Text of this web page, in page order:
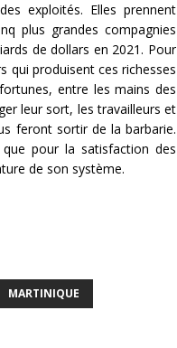
exploités. Elles prennent
plus grandes compagnies
de dollars en 2021. Pour
qui produisent ces richesses
entre les mains des
leur sort, les travailleurs et
feront sortir de la barbarie.
que pour la satisfaction des
de son système.
MARTINIQUE